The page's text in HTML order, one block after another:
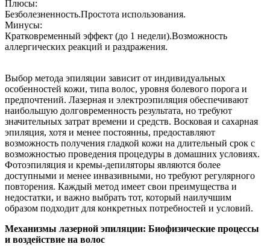
Плюсы:
Безболезненность.Простота использования.
Минусы:
Кратковременный эффект (до 1 недели).Возможность
аллергических реакций и раздражения.
Выбор метода эпиляции зависит от индивидуальных
особенностей кожи, типа волос, уровня болевого порога и
предпочтений. Лазерная и электроэпиляция обеспечивают
наибольшую долговременность результата, но требуют
значительных затрат времени и средств. Восковая и сахарная
эпиляция, хотя и менее постоянны, предоставляют
возможность получения гладкой кожи на длительный срок с
возможностью проведения процедуры в домашних условиях.
Фотоэпиляция и кремы-депиляторы являются более
доступными и менее инвазивными, но требуют регулярного
повторения. Каждый метод имеет свои преимущества и
недостатки, и важно выбрать тот, который наилучшим
образом подходит для конкретных потребностей и условий.
Механизмы лазерной эпиляции: Биофизические процессы
и воздействие на волос